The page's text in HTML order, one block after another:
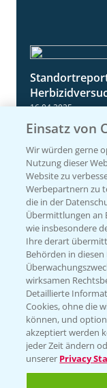
16.04.2025
im Mais?
16.04.2025
Einsatz von
Wir würden gerne
Nutzung dieser
Website zu
Werbepartnern zu
die in der
Übermittlungen an
wie insbesondere
Ihre derart
Behörden in
wirksamen
Detaillierte
Cookies, ohne die
können, und
akzeptiert werden
jeder Zeit ändern
unserer Privacy